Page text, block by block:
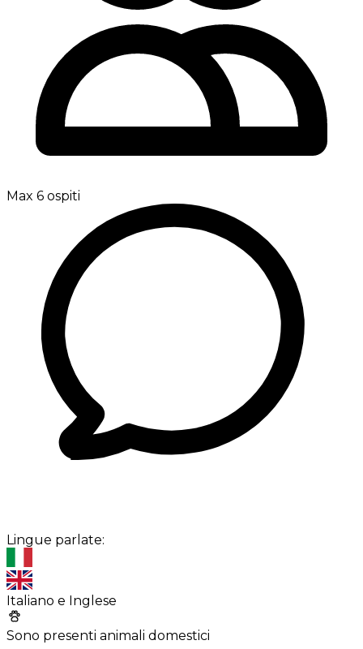
Max 6 ospiti
Lingue parlate:
Italiano e Inglese
Sono presenti animali domestici